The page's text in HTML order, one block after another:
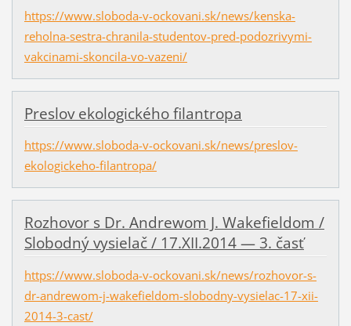
https://www.sloboda-v-ockovani.sk/news/kenska-
reholna-sestra-chranila-studentov-pred-podozrivymi-
vakcinami-skoncila-vo-vazeni/
Preslov ekologického filantropa
https://www.sloboda-v-ockovani.sk/news/preslov-
ekologickeho-filantropa/
Rozhovor s Dr. Andrewom J. Wakefieldom /
Slobodný vysielač / 17.XII.2014 — 3. časť
https://www.sloboda-v-ockovani.sk/news/rozhovor-s-
dr-andrewom-j-wakefieldom-slobodny-vysielac-17-xii-
2014-3-cast/